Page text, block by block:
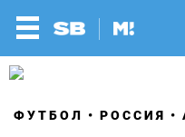
ФУТБОЛ РОССИЯ